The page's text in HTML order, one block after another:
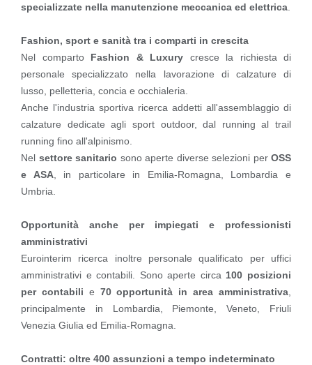
specializzate nella manutenzione meccanica ed elettrica
Fashion, sport e sanità tra i comparti in crescita
Nel comparto Fashion & Luxury cresce la richiesta di
personale specializzato nella lavorazione di calzature di
lusso, pelletteria, concia e occhialeria.
Anche l'industria sportiva ricerca addetti all'assemblaggio di
calzature dedicate agli sport outdoor, dal running al trail
running fino all'alpinismo.
Nel settore sanitario sono aperte diverse selezioni per OSS
e ASA, in particolare in Emilia-Romagna, Lombardia e
Umbria.
Opportunità anche per impiegati e professionisti
amministrativi
Eurointerim ricerca inoltre personale qualificato per uffici
amministrativi e contabili. Sono aperte circa 100 posizioni
per contabili e 70 opportunità in area amministrativa
principalmente in Lombardia, Piemonte, Veneto, Friuli
Venezia Giulia ed Emilia-Romagna.
Contratti: oltre 400 assunzioni a tempo indeterminato